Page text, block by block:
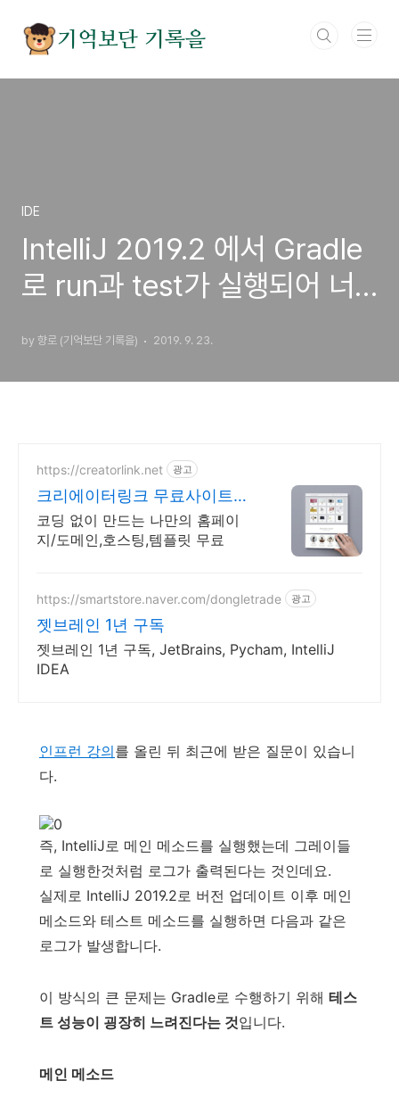
기억보단 기록을
IDE
IntelliJ 2019.2 에서 Gradle
로 run과 test가 실행되어 너
by 향로 (기억보단 기록을) 2019. 9. 23.
https://creatorlink.net 광고
크리에이터링크 무료사이트제
작
코딩 없이 만드는 나만의 홈페이
지/도메인,호스팅,템플릿 무료
https://smartstore.naver.com/dongletrade 광고
젯브레인 1년 구독
젯브레인 1년 구독, JetBrains, Pycham, IntelliJ
IDEA
인프런 강의를 올린 뒤 최근에 받은 질문이 있습니
다.
즉, IntelliJ로 메인 메소드를 실행했는데 그레이들
로 실행한것처럼 로그가 출력된다는 것인데요.
실제로 IntelliJ 2019.2로 버전 업데이트 이후 메인
메소드와 테스트 메소드를 실행하면 다음과 같은
로그가 발생합니다.
이 방식의 큰 문제는 Gradle로 수행하기 위해 테스
트 성능이 굉장히 느려진다는 것입니다.
메인 메소드